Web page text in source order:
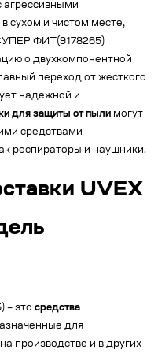
агрессивными
сухом и чистом месте,
ФИТ(9178265)
о двухкомпонентной
переход от жесткого
надежной и
для защиты от пыли могут
средствами
респираторы и наушники.
UVEX
– это средства
для
производстве и в других